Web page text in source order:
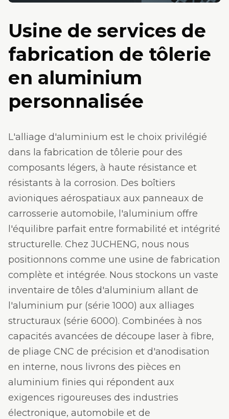
Usine de services de
fabrication de tôlerie
en aluminium
personnalisée
L'alliage d'aluminium est le choix privilégié
dans la fabrication de tôlerie pour des
composants légers, à haute résistance et
résistants à la corrosion. Des boîtiers
avioniques aérospatiaux aux panneaux de
carrosserie automobile, l'aluminium offre
l'équilibre parfait entre formabilité et intégrité
structurelle. Chez JUCHENG, nous nous
positionnons comme une usine de fabrication
complète et intégrée. Nous stockons un vaste
inventaire de tôles d'aluminium allant de
l'aluminium pur (série 1000) aux alliages
structuraux (série 6000). Combinées à nos
capacités avancées de découpe laser à fibre,
de pliage CNC de précision et d'anodisation
en interne, nous livrons des pièces en
aluminium finies qui répondent aux
exigences rigoureuses des industries
électronique, automobile et de